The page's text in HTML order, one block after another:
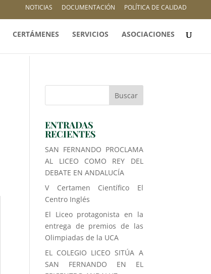
NOTICIAS DOCUMENTACIÓN POLÍTICA DE CALIDAD
CERTÁMENES SERVICIOS ASOCIACIONES
ENTRADAS
RECIENTES
SAN FERNANDO PROCLAMA
AL LICEO COMO REY DEL
DEBATE EN ANDALUCÍA
V Certamen Científico El
Centro Inglés
El Liceo protagonista en la
entrega de premios de las
Olimpiadas de la UCA
EL COLEGIO LICEO SITÚA A
SAN FERNANDO EN EL